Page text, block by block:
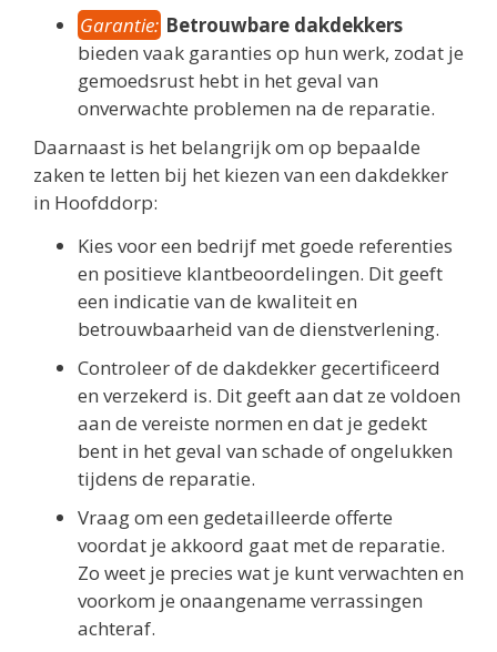
Garantie: Betrouwbare dakdekkers
bieden vaak garanties op hun werk, zodat je
gemoedsrust hebt in het geval van
onverwachte problemen na de reparatie.
Daarnaast is het belangrijk om op bepaalde
zaken te letten bij het kiezen van een dakdekker
in Hoofddorp:
Kies voor een bedrijf met goede referenties
en positieve klantbeoordelingen. Dit geeft
een indicatie van de kwaliteit en
betrouwbaarheid van de dienstverlening.
Controleer of de dakdekker gecertificeerd
en verzekerd is. Dit geeft aan dat ze voldoen
aan de vereiste normen en dat je gedekt
bent in het geval van schade of ongelukken
tijdens de reparatie.
Vraag om een gedetailleerde offerte
voordat je akkoord gaat met de reparatie.
Zo weet je precies wat je kunt verwachten en
voorkom je onaangename verrassingen
achteraf.